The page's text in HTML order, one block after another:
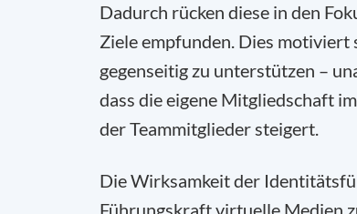
Dadurch rücken diese in den
Ziele empfunden. Dies motiviert
gegenseitig zu unterstützen –
dass die eigene Mitgliedschaft
der Teammitglieder steigert.
Die Wirksamkeit der
Führungskraft virtuelle Medien